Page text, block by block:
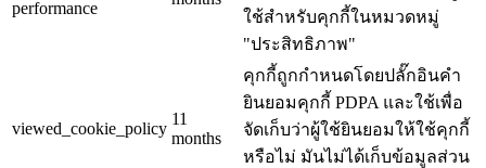
performance
ใช้สำหรับคุกกี้ในหมวดหมู่
"ประสิทธิภาพ"
viewed_cookie_policy
11
months
คุกกี้ถูกกำหนดโดยปลั๊กอินคำ
ยินยอมคุกกี้ PDPA และใช้เพื่อ
จัดเก็บว่าผู้ใช้ยินยอมให้ใช้คุกกี้
หรือไม่ มันไม่ได้เก็บข้อมูลส่วน